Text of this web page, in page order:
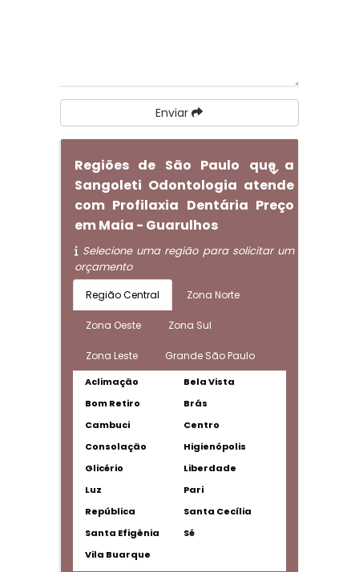
Enviar
Regiões de São Paulo que a
Sangoleti Odontologia atende
com Profilaxia Dentária Preço
em Maia - Guarulhos
Selecione uma região para solicitar um
orçamento
Região Central Zona Norte
Zona Oeste Zona Sul
Zona Leste Grande São Paulo
Aclimação
Bela Vista
Bom Retiro
Brás
Cambuci
Centro
Consolação
Higienópolis
Glicério
Liberdade
Luz
Pari
República
Santa Cecília
Santa Efigênia
Sé
Vila Buarque